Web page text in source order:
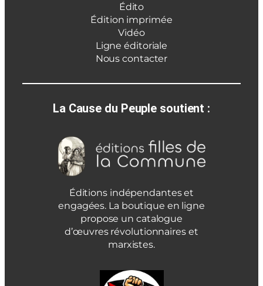
Édito
Édition imprimée
Vidéo
Ligne éditoriale
Nous contacter
La Cause du Peuple soutient :
Éditions indépendantes et
engagées. La boutique en ligne
propose un catalogue
d’œuvres révolutionnaires et
marxistes.